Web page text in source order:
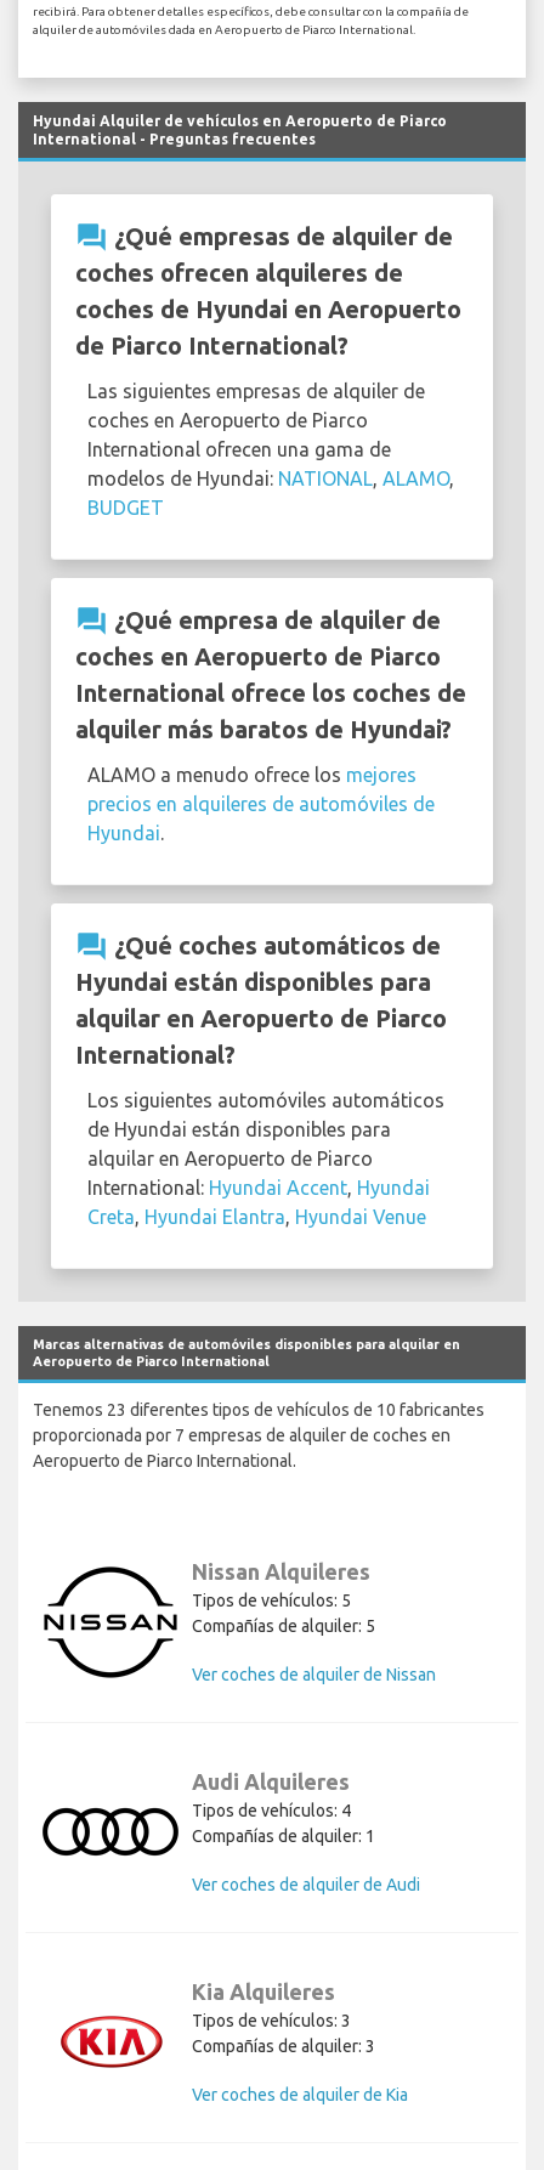
recibirá. Para obtener detalles específicos, debe consultar con la compañía de
alquiler de automóviles dada en Aeropuerto de Piarco International.
Hyundai Alquiler de vehículos en Aeropuerto de Piarco
International - Preguntas frecuentes
question_answer ¿Qué empresas de alquiler de
coches ofrecen alquileres de
coches de Hyundai en Aeropuerto
de Piarco International?
Las siguientes empresas de alquiler de
coches en Aeropuerto de Piarco
International ofrecen una gama de
modelos de Hyundai: NATIONAL ALAMO,
BUDGET
question_answer ¿Qué empresa de alquiler de
coches en Aeropuerto de Piarco
International ofrece los coches de
alquiler más baratos de Hyundai?
ALAMO a menudo ofrece los mejores
precios en alquileres de automóviles de
Hyundai
question_answer ¿Qué coches automáticos de
Hyundai están disponibles para
alquilar en Aeropuerto de Piarco
International?
Los siguientes automóviles automáticos
de Hyundai están disponibles para
alquilar en Aeropuerto de Piarco
International: Hyundai Accent Hyundai
Creta Hyundai Elantra Hyundai Venue
Marcas alternativas de automóviles disponibles para alquilar en
Aeropuerto de Piarco International
Tenemos 23 diferentes tipos de vehículos de 10 fabricantes
proporcionada por 7 empresas de alquiler de coches en
Aeropuerto de Piarco International.
Nissan Alquileres
Tipos de vehículos: 5
Compañías de alquiler: 5
Ver coches de alquiler de Nissan
Audi Alquileres
Tipos de vehículos: 4
Compañías de alquiler: 1
Ver coches de alquiler de Audi
Kia Alquileres
Tipos de vehículos: 3
Compañías de alquiler: 3
Ver coches de alquiler de Kia